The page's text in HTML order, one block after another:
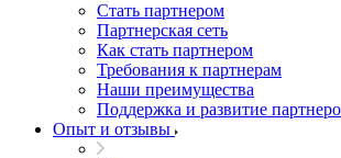
Стать партнером
Партнерская сеть
Как стать партнером
Требования к партнерам
Наши преимущества
Поддержка и развитие
Опыт и отзывы